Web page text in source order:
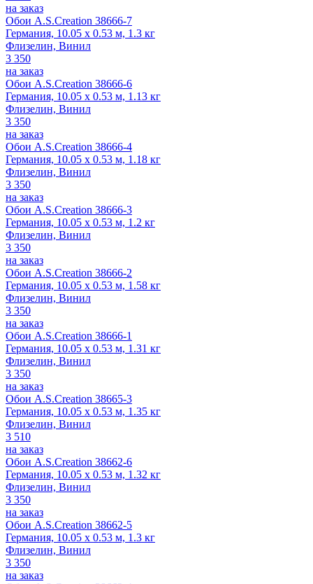
на заказ
Обои A.S.Creation 38666-7
Германия, 10.05 x 0.53 м, 1.3 кг
Флизелин, Винил
3 350
на заказ
Обои A.S.Creation 38666-6
Германия, 10.05 x 0.53 м, 1.13 кг
Флизелин, Винил
3 350
на заказ
Обои A.S.Creation 38666-4
Германия, 10.05 x 0.53 м, 1.18 кг
Флизелин, Винил
3 350
на заказ
Обои A.S.Creation 38666-3
Германия, 10.05 x 0.53 м, 1.2 кг
Флизелин, Винил
3 350
на заказ
Обои A.S.Creation 38666-2
Германия, 10.05 x 0.53 м, 1.58 кг
Флизелин, Винил
3 350
на заказ
Обои A.S.Creation 38666-1
Германия, 10.05 x 0.53 м, 1.31 кг
Флизелин, Винил
3 350
на заказ
Обои A.S.Creation 38665-3
Германия, 10.05 x 0.53 м, 1.35 кг
Флизелин, Винил
3 510
на заказ
Обои A.S.Creation 38662-6
Германия, 10.05 x 0.53 м, 1.32 кг
Флизелин, Винил
3 350
на заказ
Обои A.S.Creation 38662-5
Германия, 10.05 x 0.53 м, 1.3 кг
Флизелин, Винил
3 350
на заказ